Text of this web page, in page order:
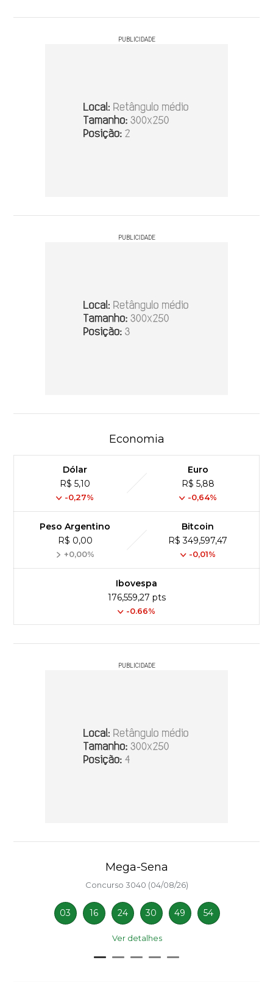
PUBLICIDADE
PUBLICIDADE
Economia
Dólar
R$ 5,10
-0,27%
Euro
R$ 5,88
-0,64%
Peso Argentino
R$ 0,00
+0,00%
Bitcoin
R$ 349,597,47
-0,01%
Ibovespa
176,559,27 pts
-0.66%
PUBLICIDADE
Mega-Sena
Concurso 3040 (04/08/26)
03 16 24 30 49 54
Ver detalhes